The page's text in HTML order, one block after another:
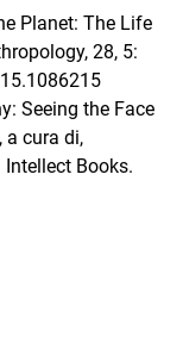
Planet: The Life
28, 5:
Seeing the Face
a cura di,
Books.